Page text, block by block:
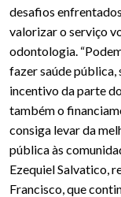
desafios
valorizar o serviço
odontologia.
fazer saúde
incentivo da parte
também o
consiga levar da
pública às
Ezequiel Salvatico,
Francisco, que